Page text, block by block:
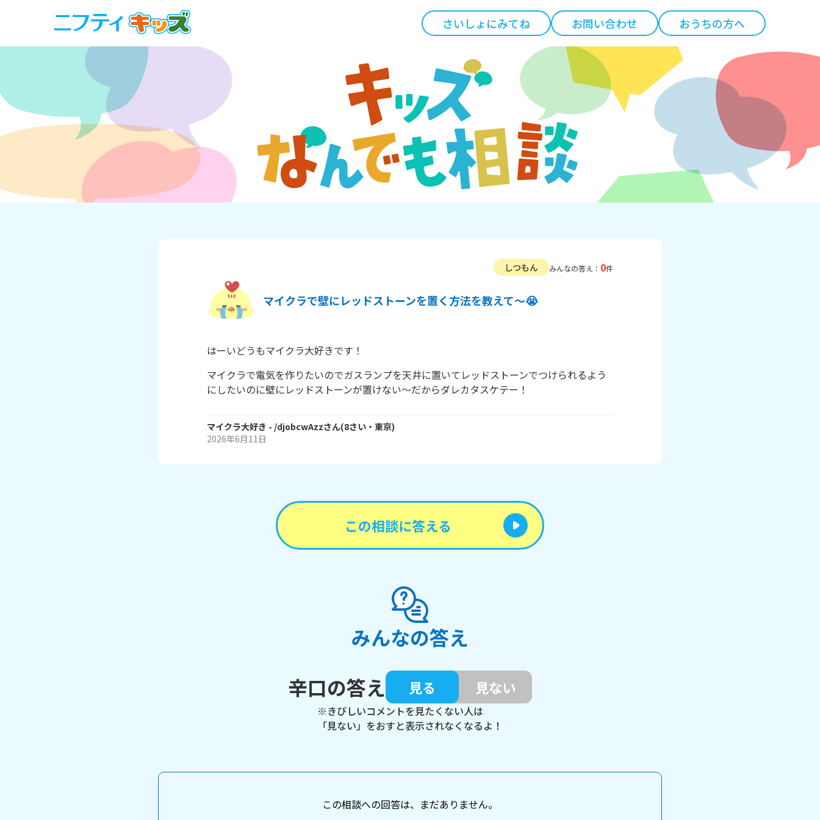
さいしょにみてね お問い合わせ おうちの方へ
しつもん みんなの答え： 0件
マイクラで壁にレッドストーンを置く方法を教えて～😭
はーいどうもマイクラ大好きです！
マイクラで電気を作りたいのでガスランプを天井に置いてレッドストーンでつけられるよう
にしたいのに壁にレッドストーンが置けない～だからダレカタスケテー！
マイクラ大好き - /djobcwAzzさん(8さい・ 東京)
2026年6月11日
この相談に答える
みんなの答え
辛口の答え
見る 見ない
※きびしいコメントを見たくない人は
「見ない」をおすと表示されなくなるよ！
この相談への回答は、まだありません。